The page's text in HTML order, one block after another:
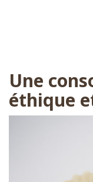
Une
éthique